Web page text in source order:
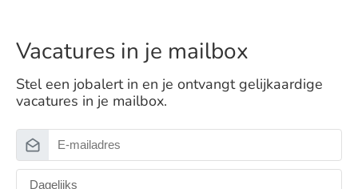
Vacatures in je mailbox
Stel een jobalert in en je ontvangt gelijkaardige
vacatures in je mailbox.